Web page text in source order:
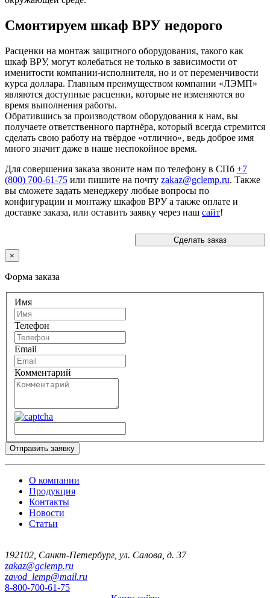
Смонтируем шкаф ВРУ недорого
Расценки на монтаж защитного оборудования, такого как
шкаф ВРУ, могут колебаться не только в зависимости от
именитости компании-исполнителя, но и от переменчивости
курса доллара. Главным преимуществом компании «ЛЭМП»
являются доступные расценки, которые не изменяются во
время выполнения работы.
Обратившись за производством оборудования к нам, вы
получаете ответственного партнёра, который всегда стремится
сделать свою работу на твёрдое «отлично», ведь доброе имя
много значит даже в наше неспокойное время.
Для совершения заказа звоните нам по телефону в СПб +7
(800) 700-61-75 или пишите на почту zakaz@gclemp.ru. Также
вы сможете задать менеджеру любые вопросы по
конфигурации и монтажу шкафов ВРУ а также оплате и
доставке заказа, или оставить заявку через наш сайт!
Сделать заказ
×
Форма заказа
Имя
Телефон
Email
Комментарий
Отправить заявку
О компании
Продукция
Контакты
Новости
Статьи
192102 Санкт-Петербург ул. Салова, д. 37
zakaz@gclemp.ru
zavod_lemp@mail.ru
8-800-700-61-75